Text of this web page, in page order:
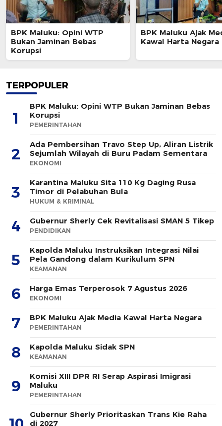
BPK Maluku: Opini WTP
Bukan Jaminan Bebas
Korupsi
BPK Maluku Ajak
Kawal Harta Negara
TERPOPULER
1
BPK Maluku: Opini WTP Bukan Jaminan Bebas
Korupsi
PEMERINTAHAN
2
Ada Pembersihan Travo Step Up, Aliran Listrik
Sejumlah Wilayah di Buru Padam Sementara
EKONOMI
3
Karantina Maluku Sita 110 Kg Daging Rusa
Timor di Pelabuhan Bula
HUKUM & KRIMINAL
4 Gubernur Sherly Cek Revitalisasi SMAN 5 Tikep
PENDIDIKAN
5
Kapolda Maluku Instruksikan Integrasi Nilai
Pela Gandong dalam Kurikulum SPN
KEAMANAN
6 Harga Emas Terperosok 7 Agustus 2026
EKONOMI
7 BPK Maluku Ajak Media Kawal Harta Negara
PEMERINTAHAN
8 Kapolda Maluku Sidak SPN
KEAMANAN
9
Komisi XIII DPR RI Serap Aspirasi Imigrasi
Maluku
PEMERINTAHAN
Gubernur Sherly Prioritaskan Trans Kie Raha
di 2027